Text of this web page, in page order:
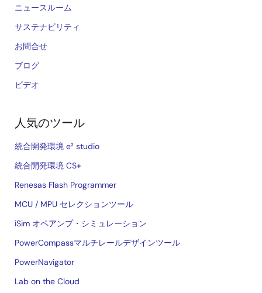
ニュースルーム
サステナビリティ
お問合せ
ブログ
ビデオ
人気のツール
統合開発環境 e² studio
統合開発環境 CS+
Renesas Flash Programmer
MCU / MPU セレクションツール
iSim オペアンプ・シミュレーション
PowerCompassマルチレールデザインツール
PowerNavigator
Lab on the Cloud